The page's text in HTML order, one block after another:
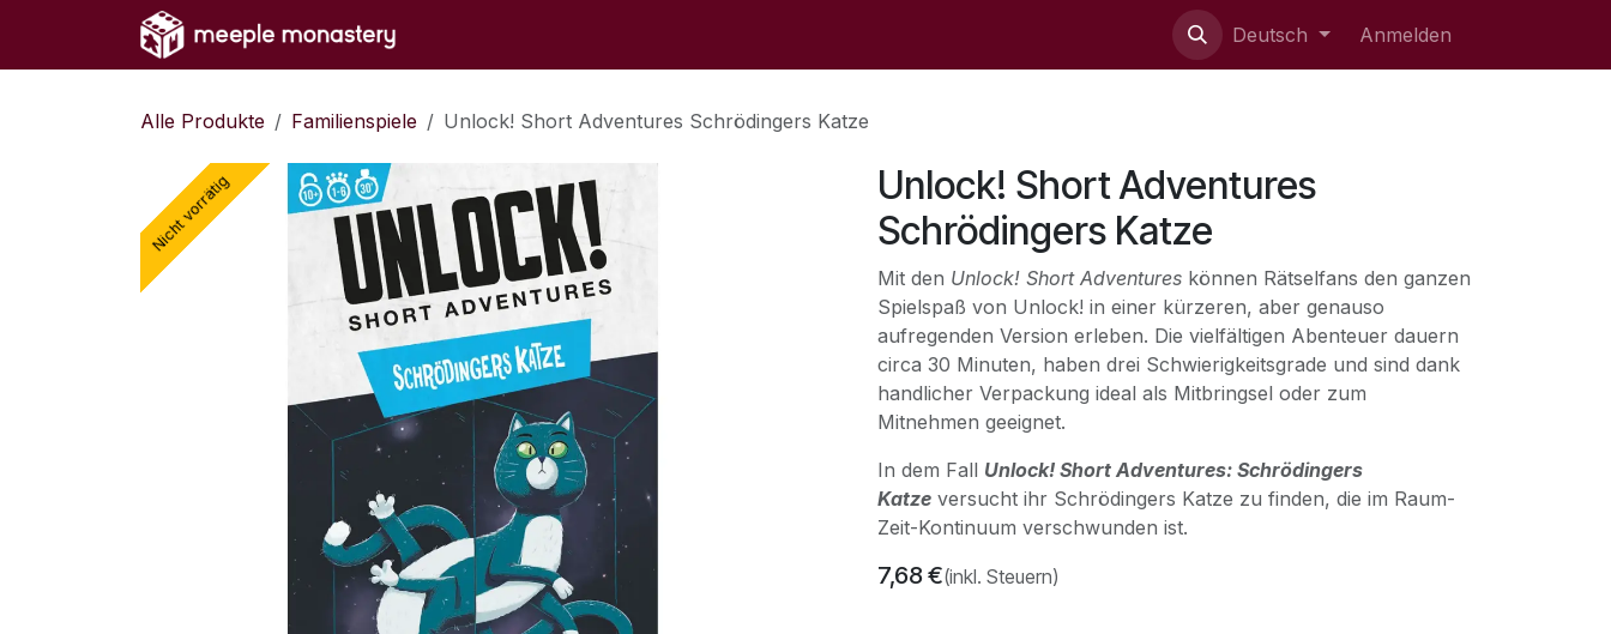
Zum Inhalt springen
Deutsch Anmelden
Alle Produkte Familienspiele Unlock! Short Adventures Schrödingers Katze
Nicht vorrätig
Nicht vorrätig
Unlock! Short Adventures
Schrödingers Katze
Mit den Unlock! Short Adventures können Rätselfans den ganzen
Spielspaß von Unlock! in einer kürzeren, aber genauso
aufregenden Version erleben. Die vielfältigen Abenteuer dauern
circa 30 Minuten, haben drei Schwierigkeitsgrade und sind dank
handlicher Verpackung ideal als Mitbringsel oder zum
Mitnehmen geeignet.
In dem Fall Unlock! Short Adventures: Schrödingers
Katze versucht ihr Schrödingers Katze zu finden, die im Raum-
Zeit-Kontinuum verschwunden ist.
7,68€(inkl. Steuern)